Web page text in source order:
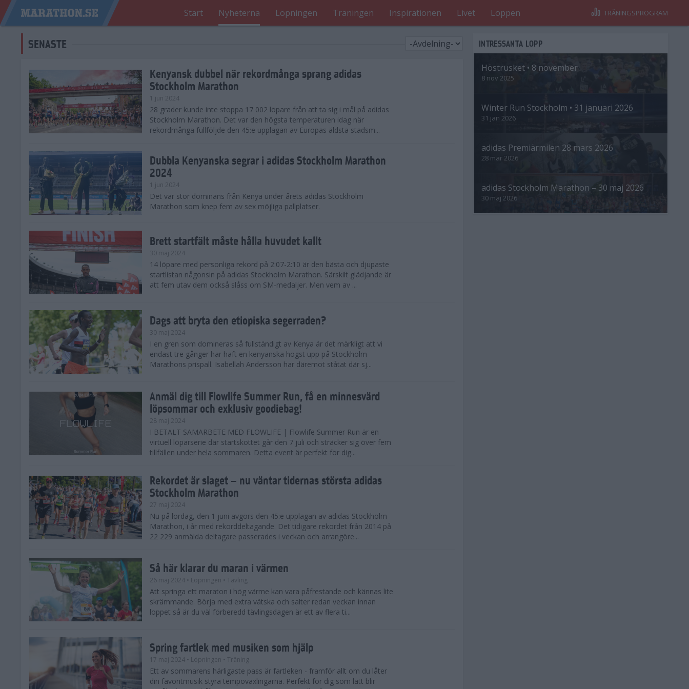
Start Nyheterna Löpningen Träningen Inspirationen Livet Loppen TRÄNINGSPROGRAM
SENASTE
Kenyansk dubbel när rekordmånga sprang adidas
Stockholm Marathon
1 jun 2024
28 grader kunde inte stoppa 17 002 löpare från att ta sig i mål på adidas
Stockholm Marathon. Det var den högsta temperaturen idag när
rekordmånga fullföljde den 45:e upplagan av Europas äldsta stadsm...
Dubbla Kenyanska segrar i adidas Stockholm Marathon
2024
1 jun 2024
Det var stor dominans från Kenya under årets adidas Stockholm
Marathon som knep fem av sex möjliga pallplatser.
Brett startfält måste hålla huvudet kallt
30 maj 2024
14 löpare med personliga rekord på 2:07-2:10 är den bästa och djupaste
startlistan någonsin på adidas Stockholm Marathon. Särskilt glädjande är
att fem utav dem också slåss om SM-medaljer. Men vem av ...
Dags att bryta den etiopiska segerraden?
30 maj 2024
I en gren som domineras så fullständigt av Kenya är det märkligt att vi
endast tre gånger har haft en kenyanska högst upp på Stockholm
Marathons prispall. Isabellah Andersson har däremot ståtat där sj...
Anmäl dig till Flowlife Summer Run, få en minnesvärd
löpsommar och exklusiv goodiebag!
28 maj 2024
I BETALT SAMARBETE MED FLOWLIFE | Flowlife Summer Run är en
virtuell löparserie där startskottet går den 7 juli och sträcker sig över fem
tillfällen under hela sommaren. Detta event är perfekt för dig...
Rekordet är slaget – nu väntar tidernas största adidas
Stockholm Marathon
27 maj 2024
Nu på lördag, den 1 juni avgörs den 45:e upplagan av adidas Stockholm
Marathon, i år med rekorddeltagande. Det tidigare rekordet från 2014 på
22 229 anmälda deltagare passerades i veckan och arrangöre...
Så här klarar du maran i värmen
26 maj 2024 • Löpningen • Tävling
Att springa ett maraton i hög värme kan vara påfrestande och kännas lite
skrämmande. Börja med extra vätska och salter redan veckan innan
loppet så är du väl förberedd tävlingsdagen är ett av flera ti...
Spring fartlek med musiken som hjälp
17 maj 2024 • Löpningen • Träning
Ett av sommarens härligaste pass är fartleken - framför allt om du låter
din favoritmusik styra tempoväxlingarna. Perfekt för dig som lätt blir
INTRESSANTA LOPP
Höstrusket • 8 november
8 nov 2025
Winter Run Stockholm • 31 januari 2026
31 jan 2026
adidas Premiärmilen 28 mars 2026
28 mar 2026
adidas Stockholm Marathon – 30 maj 2026
30 maj 2026